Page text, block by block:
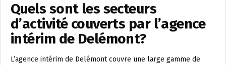
Quels sont les secteurs
d’activité couverts par l’agence
intérim de Delémont?
L’agence intérim de Delémont couvre une large gamme de